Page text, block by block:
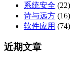
系统安全 (22)
诗与远方 (16)
软件应用 (74)
近期文章